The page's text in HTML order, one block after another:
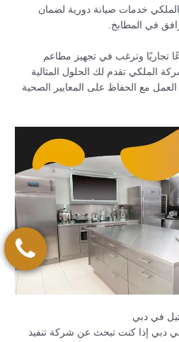
الملكي خدمات صيانة دورية لضمان
في المطابخ.
تجاريًا وترغب في تجهيز مطاعم
الملكي تقدم لك الحلول المثالية
مع الحفاظ على المعايير الصحية
في دبي
دبي إذا كنت تبحث عن شركة تنفيذ